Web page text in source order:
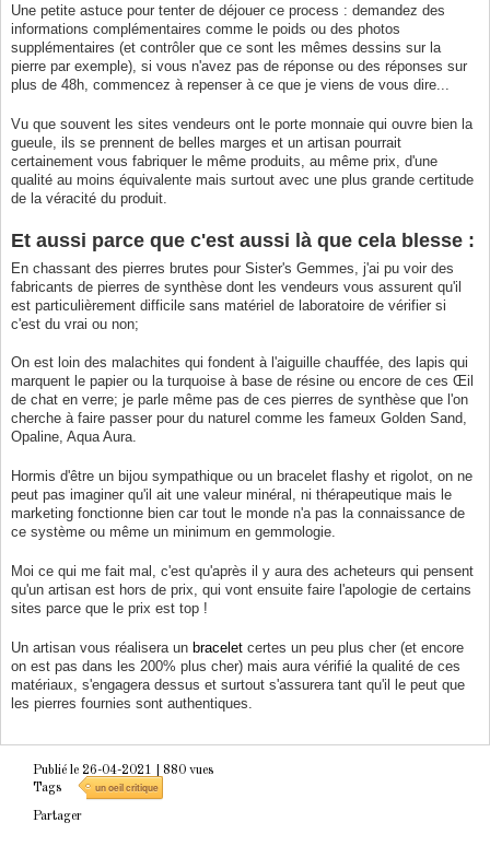
Une petite astuce pour tenter de déjouer ce process : demandez des
informations complémentaires comme le poids ou des photos
supplémentaires (et contrôler que ce sont les mêmes dessins sur la
pierre par exemple), si vous n'avez pas de réponse ou des réponses sur
plus de 48h, commencez à repenser à ce que je viens de vous dire...
Vu que souvent les sites vendeurs ont le porte monnaie qui ouvre bien la
gueule, ils se prennent de belles marges et un artisan pourrait
certainement vous fabriquer le même produits, au même prix, d'une
qualité au moins équivalente mais surtout avec une plus grande certitude
de la véracité du produit.
Et aussi parce que c'est aussi là que cela blesse :
En chassant des pierres brutes pour Sister's Gemmes, j'ai pu voir des
fabricants de pierres de synthèse dont les vendeurs vous assurent qu'il
est particulièrement difficile sans matériel de laboratoire de vérifier si
c'est du vrai ou non;
On est loin des malachites qui fondent à l'aiguille chauffée, des lapis qui
marquent le papier ou la turquoise à base de résine ou encore de ces Œil
de chat en verre; je parle même pas de ces pierres de synthèse que l'on
cherche à faire passer pour du naturel comme les fameux Golden Sand,
Opaline, Aqua Aura.
Hormis d'être un bijou sympathique ou un bracelet flashy et rigolot, on ne
peut pas imaginer qu'il ait une valeur minéral, ni thérapeutique mais le
marketing fonctionne bien car tout le monde n'a pas la connaissance de
ce système ou même un minimum en gemmologie.
Moi ce qui me fait mal, c'est qu'après il y aura des acheteurs qui pensent
qu'un artisan est hors de prix, qui vont ensuite faire l'apologie de certains
sites parce que le prix est top !
Un artisan vous réalisera un braceletcertes un peu plus cher (et encore
on est pas dans les 200% plus cher) mais aura vérifié la qualité de ces
matériaux, s'engagera dessus et surtout s'assurera tant qu'il le peut que
les pierres fournies sont authentiques.
Publié le 26-04-2021
| 880 vues
Tags
un oeil critique
Partager